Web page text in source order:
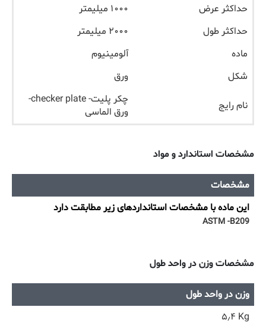
حداکثر عرض
۱۰۰۰ میلیمتر
حداکثر طول
۲۰۰۰ میلیمتر
ماده
آلومینیوم
شکل
ورق
نام رایج
چکر پلیت- checker plate-
ورق الماسی
مشخصات استاندارد و مواد
مشخصات
این ماده با مشخصات استانداردهای زیر مطابقت دارد
ASTM -B209
مشخصات وزن در واحد طول
وزن در واحد طول
۵٫۴ Kg